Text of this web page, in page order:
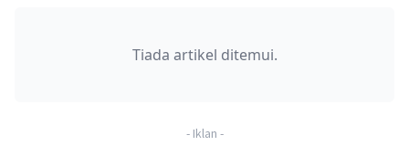
Tiada artikel ditemui.
- Iklan -